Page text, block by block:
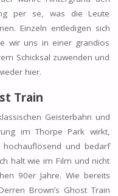
per se, was die Leute
Einzeln entledigen sich
wir uns in einer grandios
Schicksal zuwenden und
hier.
Train
Geisterbahn und
im Thorpe Park wirkt,
und bedarf
halt wie im Film und nicht
90er Jahre. Wie bereits
Brown’s Ghost Train